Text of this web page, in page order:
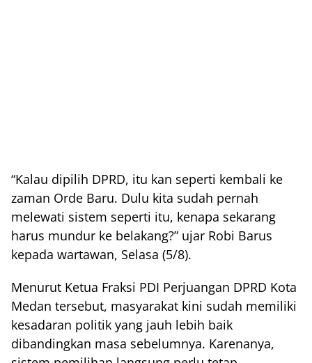
“Kalau dipilih DPRD, itu kan seperti kembali ke
zaman Orde Baru. Dulu kita sudah pernah
melewati sistem seperti itu, kenapa sekarang
harus mundur ke belakang?” ujar Robi Barus
kepada wartawan, Selasa (5/8).
Menurut Ketua Fraksi PDI Perjuangan DPRD Kota
Medan tersebut, masyarakat kini sudah memiliki
kesadaran politik yang jauh lebih baik
dibandingkan masa sebelumnya. Karenanya,